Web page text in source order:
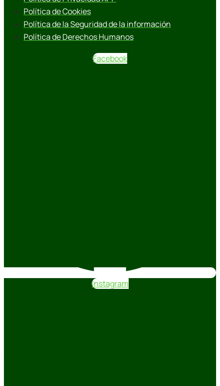
Política de Cookies
Política de la Seguridad de la información
Política de Derechos Humanos
Facebook
Instagram